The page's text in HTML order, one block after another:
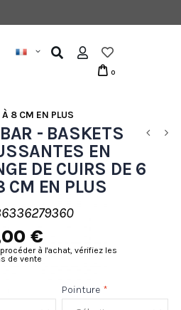
0
8 CM EN PLUS
- BASKETS
EN
DE CUIRS DE 6
CM EN PLUS
€
à l'achat, vérifiez les
de vente
Pointure *